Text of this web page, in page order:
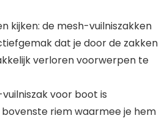
kijken: de mesh-vuilniszakken
dat je door de zakken
verloren voorwerpen te
voor boot is
riem waarmee je hem